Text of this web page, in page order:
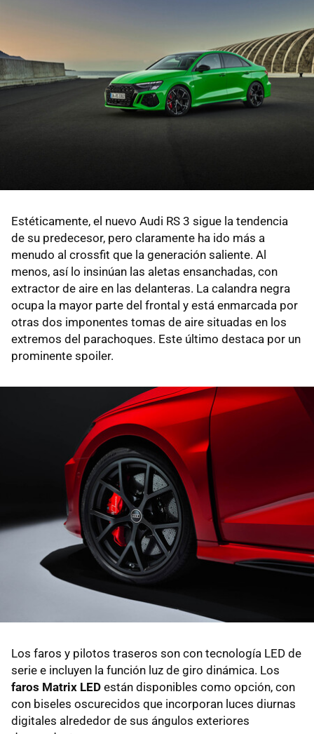
Estéticamente, el nuevo Audi RS 3 sigue la tendencia
de su predecesor, pero claramente ha ido más a
menudo al crossfit que la generación saliente. Al
menos, así lo insinúan las aletas ensanchadas, con
extractor de aire en las delanteras. La calandra negra
ocupa la mayor parte del frontal y está enmarcada por
otras dos imponentes tomas de aire situadas en los
extremos del parachoques. Este último destaca por un
prominente spoiler.
Los faros y pilotos traseros son con tecnología LED de
serie e incluyen la función luz de giro dinámica. Los
faros Matrix LED están disponibles como opción, con
con biseles oscurecidos que incorporan luces diurnas
digitales alrededor de sus ángulos exteriores